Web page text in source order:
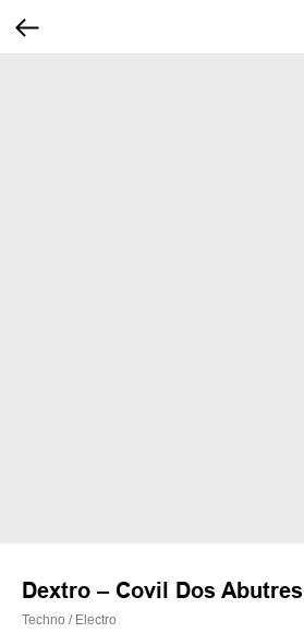
Dextro – Covil Dos Abutres
Techno / Electro